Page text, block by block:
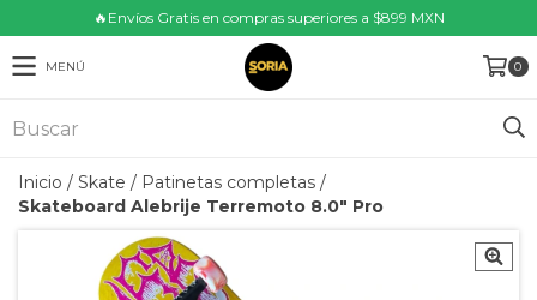
🔥Envíos Gratis en compras superiores a $899 MXN
MENÚ 0
Inicio / Skate / Patinetas completas /
Skateboard Alebrije Terremoto 8.0" Pro